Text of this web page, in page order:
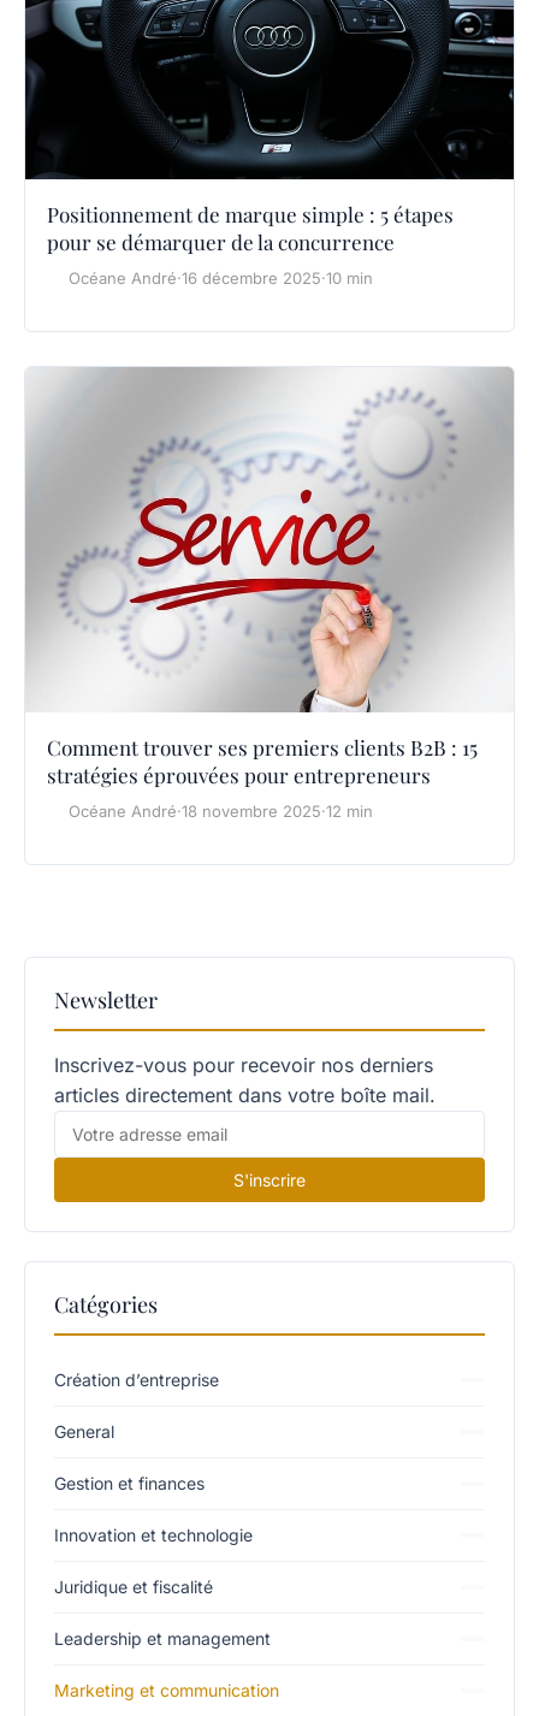
Positionnement de marque simple : 5 étapes
pour se démarquer de la concurrence
Océane André·16 décembre 2025·10 min
Comment trouver ses premiers clients B2B : 15
stratégies éprouvées pour entrepreneurs
Océane André·18 novembre 2025·12 min
Newsletter
Inscrivez-vous pour recevoir nos derniers
articles directement dans votre boîte mail.
S'inscrire
Catégories
Création d’entreprise
General
Gestion et finances
Innovation et technologie
Juridique et fiscalité
Leadership et management
Marketing et communication